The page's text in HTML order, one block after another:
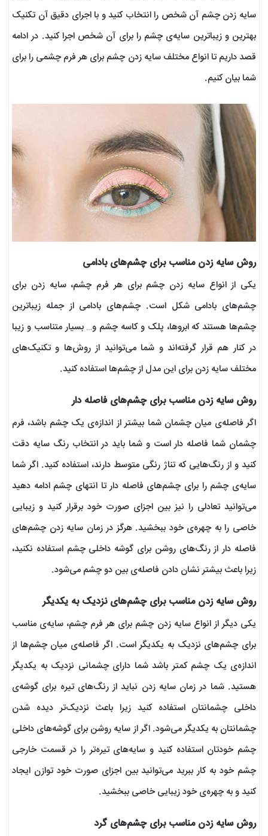
سایه زدن چشم آن شخص را انتخاب کنید و با اجرای دقیق آن تکنیک
بهترین و زیباترین سایه‌ی چشم را برای آن شخص اجرا کنید. در ادامه
قصد داریم تا انواع مختلف سایه زدن چشم برای هر فرم چشمی را برای
شما بیان کنیم‌.
روش سایه زدن مناسب برای چشم‌های بادامی
یکی از انواع سایه زدن چشم برای هر فرم چشم، سایه زدن برای
چشم‌های بادامی شکل است. چشم‌های بادامی از جمله زیباترین
چشم‌ها هستند‌ که ابروها، پلک و کاسه چشم و… بسیار متناسب و زیبا
در کنار هم قرار گرفته‌اند و شما می‌توانید از روش‌ها و تکنیک‌های
مختلف سایه زدن برای این مدل از چشم‌ها استفاده کنید.
روش سایه زدن مناسب برای چشم‌های فاصله دار
اگر فاصله‌ی میان چشمان شما بیشتر از اندازه‌ی یک چشم باشد، فرم
چشمان شما فاصله دار است و شما باید در انتخاب رنگ سایه دقت
کنید و از رنگ‌هایی که تناژ رنگی متوسط دارند، استفاده کنید. اگر شما
سایه‌ی چشم را برای چشم‌های فاصله دار تا انتهای چشم ادامه دهید
می‌توانید تعادلی را نیز بین اجزای صورت خود برقرار کنید و زیبایی
خاصی را به چهره‌ی خود ببخشید. هرگز در زمان سایه زدن چشم‌های
فاصله دار از رنگ‌های روشن برای گوشه داخلی چشم استفاده نکنید،
زیرا باعث بیشتر نشان دادن فاصله‌ی بین دو چشم می‌شود.
روش سایه زدن مناسب برای چشم‌های نزدیک به یکدیگر
یکی دیگر از انواع سایه زدن چشم برای هر فرم چشم، سایه‌ی مناسب
برای چشم‌های نزدیک به یکدیگر است. اگر فاصله‌ی میان چشم‌ها از
اندازه‌ی یک چشم کمتر باشد شما دارای چشمانی نزدیک به یکدیگر
هستید. شما در زمان سایه زدن نباید از رنگ‌های تیره برای گوشه‌ی
داخلی چشمانتان استفاده کنید زیرا باعث نزدیک‌تر دیده شدن
چشمانتان به یکدیگر می‌شود. اگر از سایه روشن برای گوشه‌های داخلی
چشم خودتان استفاده کنید و سایه‌های تیره‌تر را در قسمت خارجی
چشم خود به کار ببرید می‌توانید بین اجزای صورت خود توازن ایجاد
کنید و به چهره‌ی خود زیبایی خاصی ببخشید.
روش سایه زدن مناسب برای چشم‌های گرد